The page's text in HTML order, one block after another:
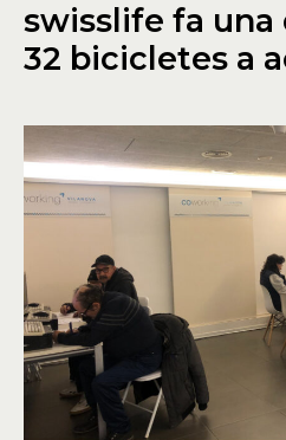
swisslife fa una
32 bicicletes a